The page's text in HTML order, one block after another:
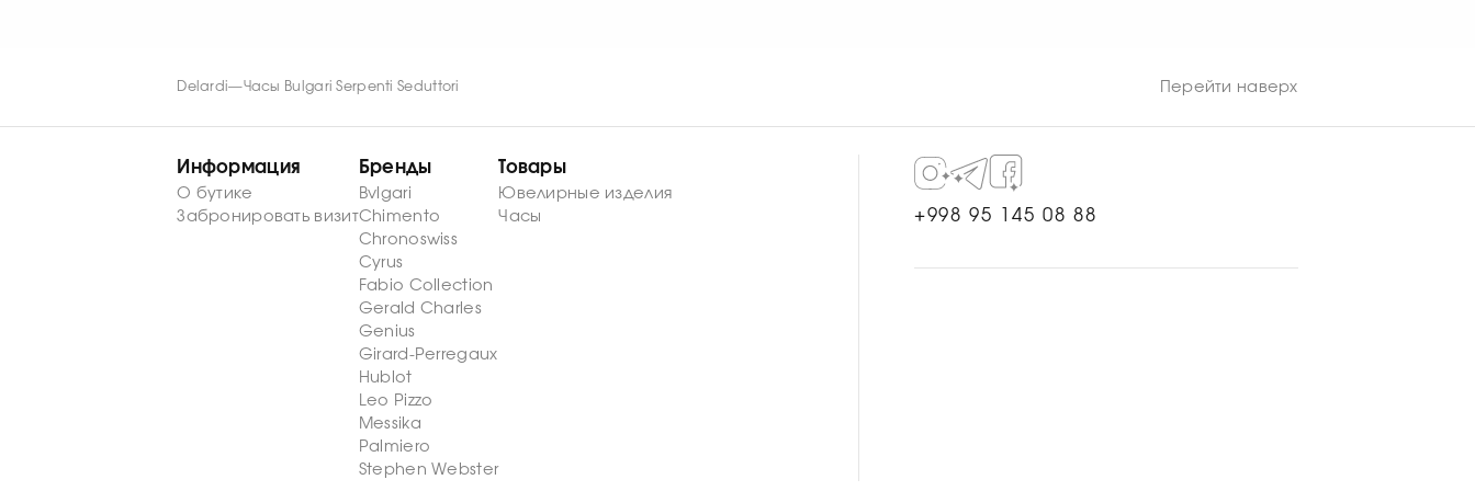
Delardi—Часы Bulgari Serpenti Seduttori Перейти наверх
Информация
О бутике
Забронировать визит
Бренды
Bvlgari
Chimento
Chronoswiss
Cyrus
Fabio Collection
Gerald Charles
Genius
Girard-Perregaux
Hublot
Leo Pizzo
Messika
Palmiero
Stephen Webster
Товары
Ювелирные изделия
Часы
+998 95 145 08 88